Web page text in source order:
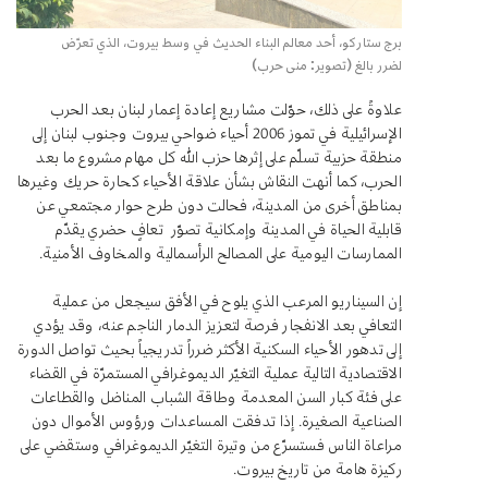
برج ستاركو، أحد معالم البناء الحديث في وسط بيروت، الذي تعرّض
لضرر بالغ (تصوير: منى حرب)
علاوةً على ذلك، حوّلت مشاريع إعادة إعمار لبنان بعد الحرب
الإسرائيلية في تموز 2006 أحياء ضواحي بيروت وجنوب لبنان إلى
منطقة حزبية تسلّم على إثرها حزب الله كل مهام مشروع ما بعد
الحرب، كما أنهت النقاش بشأن علاقة الأحياء كحارة حريك وغيرها
بمناطق أخرى من المدينة، فحالت دون طرح حوار مجتمعي عن
قابلية الحياة في المدينة وإمكانية تصوّر تعافٍ حضري يقدّم
الممارسات اليومية على المصالح الرأسمالية والمخاوف الأمنية.
إن السيناريو المرعب الذي يلوح في الأفق سيجعل من عملية
التعافي بعد الانفجار فرصة لتعزيز الدمار الناجم عنه، وقد يؤدي
إلى تدهور الأحياء السكنية الأكثر ضرراً تدريجياً بحيث تواصل الدورة
الاقتصادية التالية عملية التغيّر الديموغرافي المستمرّة في القضاء
على فئة كبار السن المعدمة وطاقة الشباب المناضل والقطاعات
الصناعية الصغيرة. إذا تدفقت المساعدات ورؤوس الأموال دون
مراعاة الناس فستسرّع من وتيرة التغيّر الديموغرافي وستقضي على
ركيزة هامة من تاريخ بيروت.